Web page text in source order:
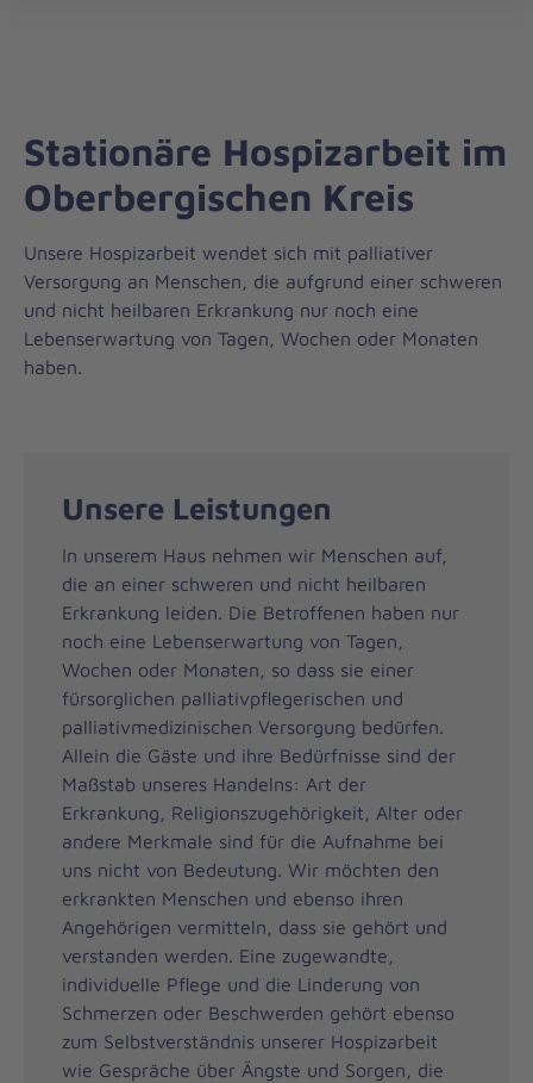
Stationäre Hospizarbeit im
Oberbergischen Kreis
Unsere Hospizarbeit wendet sich mit palliativer
Versorgung an Menschen, die aufgrund einer schweren
und nicht heilbaren Erkrankung nur noch eine
Lebenserwartung von Tagen, Wochen oder Monaten
haben.
Unsere Leistungen
In unserem Haus nehmen wir Menschen auf,
die an einer schweren und nicht heilbaren
Erkrankung leiden. Die Betroffenen haben nur
noch eine Lebenserwartung von Tagen,
Wochen oder Monaten, so dass sie einer
fürsorglichen palliativpflegerischen und
palliativmedizinischen Versorgung bedürfen.
Allein die Gäste und ihre Bedürfnisse sind der
Maßstab unseres Handelns: Art der
Erkrankung, Religionszugehörigkeit, Alter oder
andere Merkmale sind für die Aufnahme bei
uns nicht von Bedeutung. Wir möchten den
erkrankten Menschen und ebenso ihren
Angehörigen vermitteln, dass sie gehört und
verstanden werden. Eine zugewandte,
individuelle Pflege und die Linderung von
Schmerzen oder Beschwerden gehört ebenso
zum Selbstverständnis unserer Hospizarbeit
wie Gespräche über Ängste und Sorgen, die